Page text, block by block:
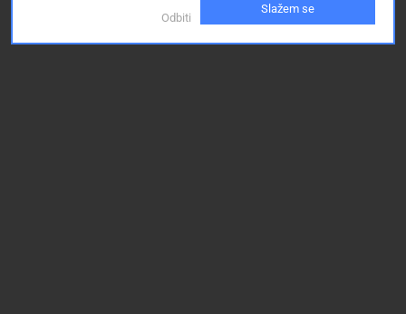
Odbiti
Slažem se